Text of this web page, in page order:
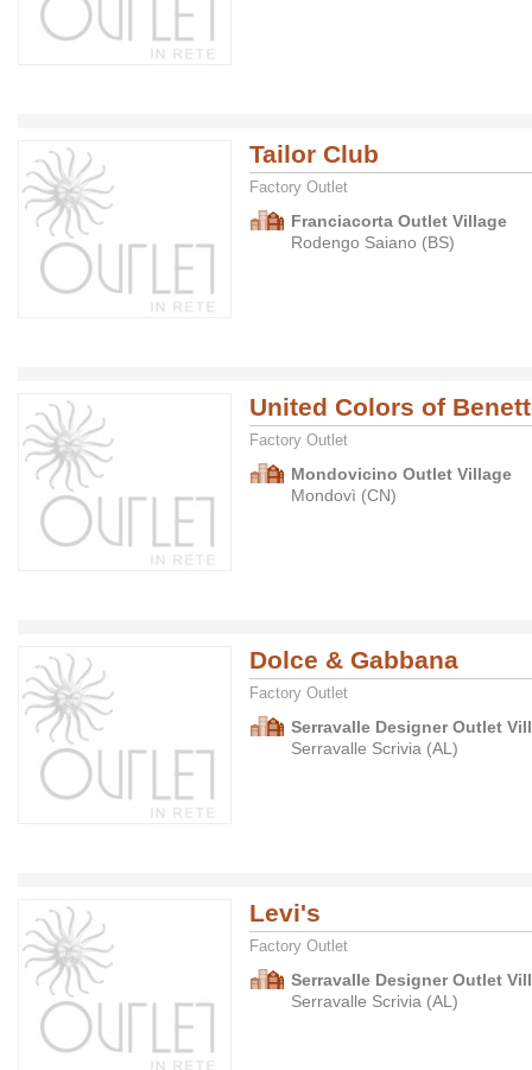
Tailor Club
Factory Outlet
Franciacorta Outlet Village
Rodengo Saiano (BS)
United Colors of
Factory Outlet
Mondovicino Outlet Village
Mondovì (CN)
Dolce & Gabbana
Factory Outlet
Serravalle Designer Outlet
Serravalle Scrivia (AL)
Levi's
Factory Outlet
Serravalle Designer Outlet
Serravalle Scrivia (AL)